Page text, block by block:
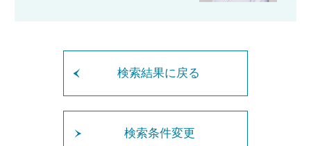
検索結果に戻る
検索条件変更